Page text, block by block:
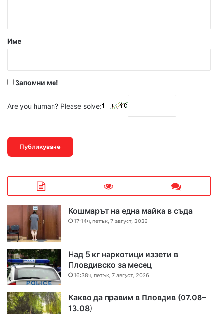
р
Име
Запомни ме!
Are you human? Please solve:
Кошмарът на една майка в съда
17:14ч, петък, 7 август, 2026
Над 5 кг наркотици иззети в
Пловдивско за месец
16:38ч, петък, 7 август, 2026
Какво да правим в Пловдив (07.08–
13.08)